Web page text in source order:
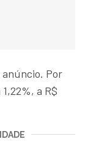
Por
a R$